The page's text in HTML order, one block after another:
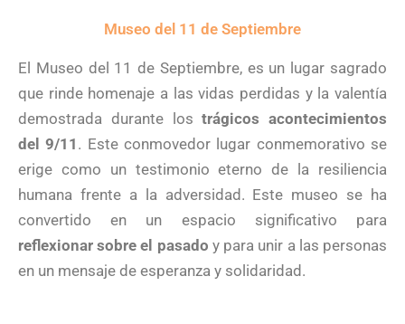
Museo del 11 de Septiembre
El Museo del 11 de Septiembre, es un lugar sagrado
que rinde homenaje a las vidas perdidas y la valentía
demostrada durante lostrágicos acontecimientos
del 9/11 . Este conmovedor lugar conmemorativo se
erige como un testimonio eterno de la resiliencia
humana frente a la adversidad. Este museo se ha
convertido en un espacio significativo para
reflexionar sobre el pasado y para unir a las personas
en un mensaje de esperanza y solidaridad.